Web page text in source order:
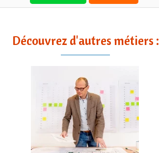
Découvrez d'autres métiers :